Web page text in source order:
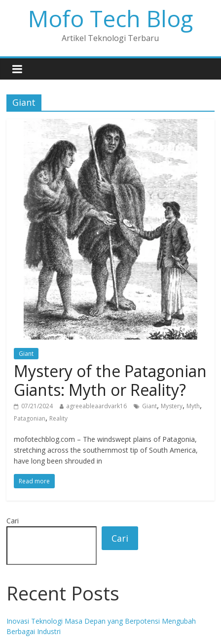
Mofo Tech Blog
Artikel Teknologi Terbaru
Giant
Giant
Mystery of the Patagonian
Giants: Myth or Reality?
07/21/2024 agreeableaardvark16 Giant, Mystery, Myth,
Patagonian, Reality
mofotechblog.com – The windswept plains of Patagonia,
stretching across the southernmost tip of South America,
have long been shrouded in
Read more
Cari
Cari
Recent Posts
Inovasi Teknologi Masa Depan yang Berpotensi Mengubah
Berbagai Industri